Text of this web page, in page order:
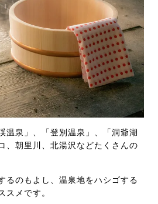
温泉」、「登別温泉」、「洞爺湖
、朝里川、北湯沢などたくさんの
るのもよし、温泉地をハシゴする
スメです。